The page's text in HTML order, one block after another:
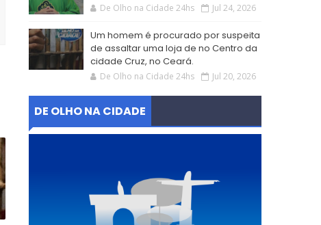
De Olho na Cidade 24hs Jul 24, 2026
Um homem é procurado por suspeita
de assaltar uma loja de no Centro da
cidade Cruz, no Ceará.
De Olho na Cidade 24hs Jul 20, 2026
DE OLHO NA CIDADE